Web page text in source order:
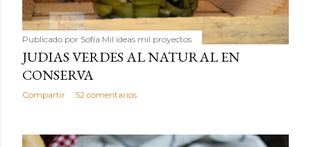
Publicado por Sofía Mil ideas mil proyectos
JUDIAS VERDES AL NATURAL EN
CONSERVA
Compartir 52 comentarios